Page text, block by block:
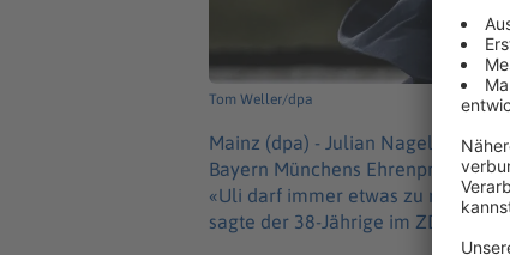
Tom Weller/dpa
Mainz (dpa) - Julian Nagelsmann
Bayern Münchens
«Uli darf immer etwas zu mir
sagte der 38-Jährige im ZDF-